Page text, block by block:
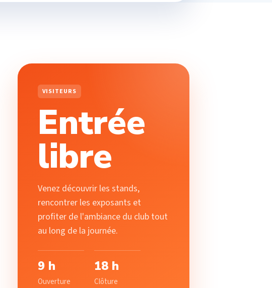
VISITEURS
Entrée
libre
Venez découvrir les stands,
rencontrer les exposants et
profiter de l'ambiance du club tout
au long de la journée.
9 h
Ouverture
18 h
Clôture